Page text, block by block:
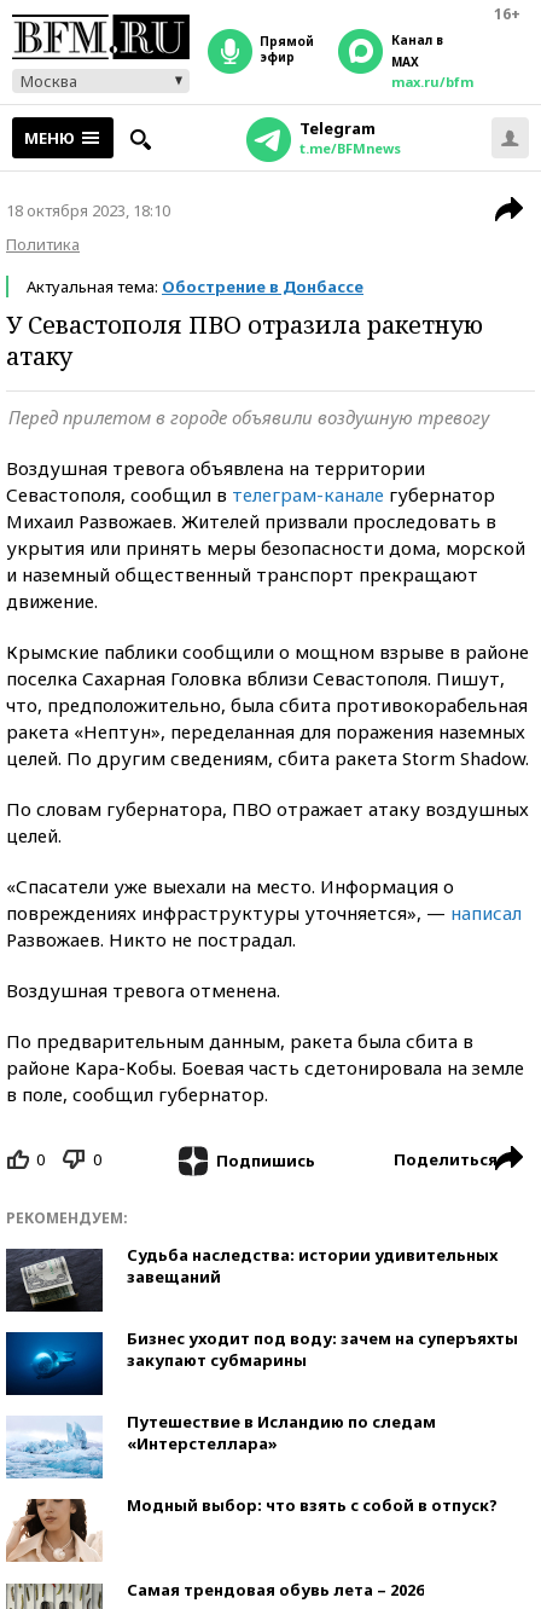
16+
Москва
прямой
эфир
Канал в
MAX
max.ru/bfm
МЕНЮ Telegram
t.me/BFMnews
18 октября 2023, 18:10
Политика
Актуальная тема: Обострение в Донбассе
У Севастополя ПВО отразила ракетную
атаку
Перед прилетом в городе объявили воздушную тревогу
Воздушная тревога объявлена на территории
Севастополя, сообщил в телеграм-канале губернатор
Михаил Развожаев. Жителей призвали проследовать в
укрытия или принять меры безопасности дома, морской
и наземный общественный транспорт прекращают
движение.
Крымские паблики сообщили о мощном взрыве в районе
поселка Сахарная Головка вблизи Севастополя. Пишут,
что, предположительно, была сбита противокорабельная
ракета «Нептун», переделанная для поражения наземных
целей. По другим сведениям, сбита ракета Storm Shadow.
По словам губернатора, ПВО отражает атаку воздушных
целей.
«Спасатели уже выехали на место. Информация о
повреждениях инфраструктуры уточняется», — написал
Развожаев. Никто не пострадал.
Воздушная тревога отменена.
По предварительным данным, ракета была сбита в
районе Кара-Кобы. Боевая часть сдетонировала на земле
в поле, сообщил губернатор.
0 0 Подпишись Поделиться
РЕКОМЕНДУЕМ:
Судьба наследства: истории удивительных
завещаний
Бизнес уходит под воду: зачем на суперъяхты
закупают субмарины
Путешествие в Исландию по следам
«Интерстеллара»
Модный выбор: что взять с собой в отпуск?
Самая трендовая обувь лета – 2026